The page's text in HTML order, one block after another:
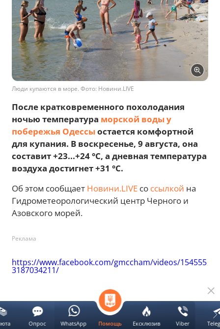
Люди купаются в море. Фото: Новини.LIVE
После кратковременного похолодания
ночью температура морской воды у
побережья Одессыостается комфортной
для купания. В воскресенье, 9 августа, она
составит +23...+24 °C, а дневная температура
воздуха достигнет +31 °C.
Об этом сообщает Новини.LIVE со ссылкой на
Гидрометеорологический центр Черного и
Азовского морей.
Реклама
https://www.facebook.com/gmccham/videos/154555
3187034211/
Помощь Ексклюзив Viber
Опрос WhatsApp